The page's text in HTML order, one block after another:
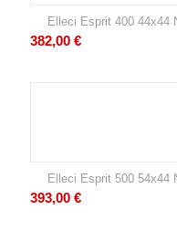
Elleci Esprit 400 44x44
382,00 €
Elleci Esprit 500 54x44
393,00 €